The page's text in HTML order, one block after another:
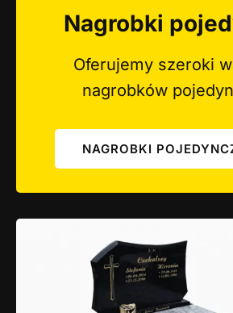
Nagrobki
Oferujemy szeroki
nagrobków
NAGROBKI